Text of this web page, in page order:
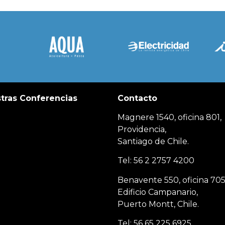
Conferencias Contacto
Magnere 1540, oficina 801,
Providencia,
Santiago de Chile.
Tel: 56 2 2757 4200
Benavente 550, oficina
Edificio Campanario,
Puerto Montt, Chile.